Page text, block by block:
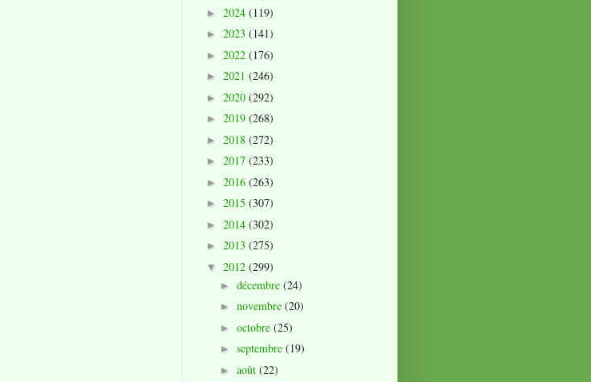
► 2024 (119)
► 2023 (141)
► 2022 (176)
► 2021 (246)
► 2020 (292)
► 2019 (268)
► 2018 (272)
► 2017 (233)
► 2016 (263)
► 2015 (307)
► 2014 (302)
► 2013 (275)
▼ 2012 (299)
► décembre (24)
► novembre (20)
► octobre (25)
► septembre (19)
► août (22)